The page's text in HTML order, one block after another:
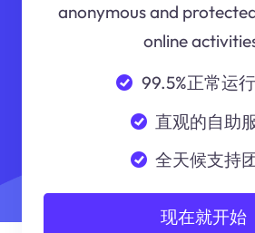
anonymous and
online
99.5%正常运
直观的自助
全天候支持
现在就开始